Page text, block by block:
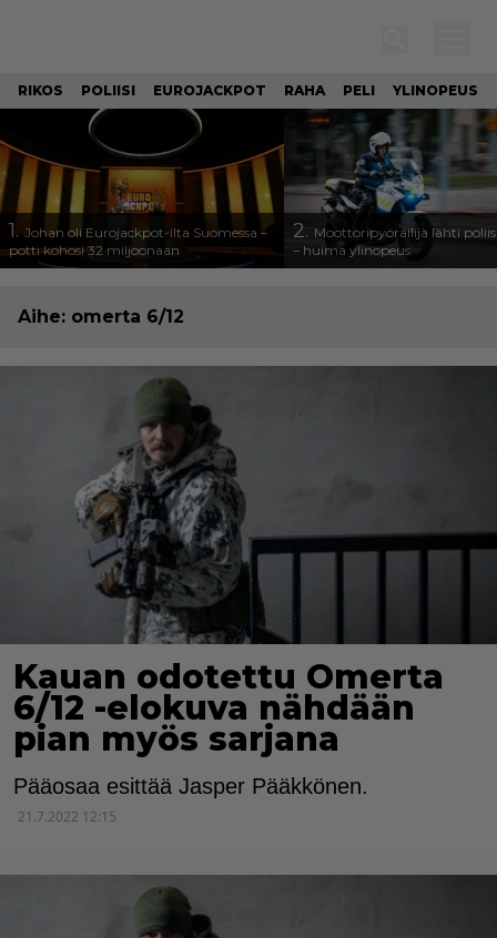
RIKOS POLIISI EUROJACKPOT RAHA PELI YLINOPEUS
1. Johan oli Eurojackpot-ilta Suomessa –
potti kohosi 32 miljoonaan
2. Moottoripyöräilijä lähti
– huima ylinopeus
Aihe: omerta 6/12
Kauan odotettu Omerta
6/12 -elokuva nähdään
pian myös sarjana
Pääosaa esittää Jasper Pääkkönen.
21.7.2022 12:15